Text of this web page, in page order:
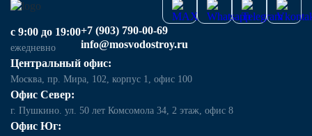
с 9:00 до 19:00
ежедневно
+7 (903) 790-00-69
info@mosvodostroy.ru
Центральный офис:
Москва, пр. Мира, 102, корпус 1, офис 100
Офис Север:
г. Пушкино. ул. 50 лет Комсомола 34, 2 этаж, офис 8
Офис Юг: